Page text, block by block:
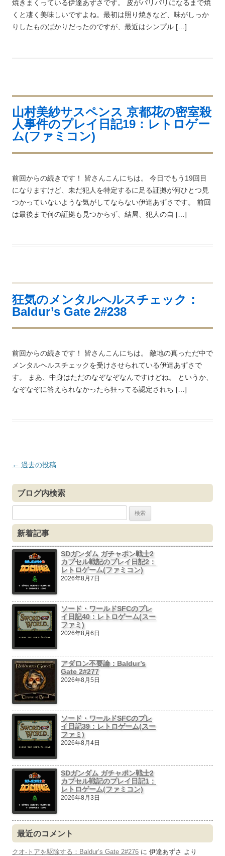
焼きまくっている伊達あずさです。 皮がパリパリになるまで焼
くと凄く美味しいですよね。最初は照り焼きなど、味がしっか
りしたものばかりだったのですが、最近はシンプル […]
山村美紗サスペンス 京都花の密室殺
人事件のプレイ日記19：レトロゲー
ム(ファミコン)
前回からの続きです！ 皆さんこんにちは。 今日でもう19回目
になりますけど、未だ犯人を特定するに足る証拠が何ひとつ見
つかっていないような気がしてならない伊達あずさです。 前回
は最後まで何の証拠も見つからず、結局、犯人の自 […]
狂気のメンタルヘルスチェック：
Baldur’s Gate 2#238
前回からの続きです！ 皆さんこんにちは。 敵地の真っただ中で
メンタルヘルスチェックを受けさせられている伊達あずさで
す。 まあ、中身はただのなぞなぞなんですけどね。 というか、
なぞなぞに答えられなかったら狂ってる認定されち […]
投
ナ
ビ
ゲ
ー
シ
← 過去の投稿
ブログ内検索
索:
新着記事
SDガンダム ガチャポン戦士2
カプセル戦記のプレイ日記2：
レトロゲーム(ファミコン)
2026年8月7日
ソード・ワールドSFCのプレ
イ日記40：レトロゲーム(スー
ファミ)
2026年8月6日
アダロン不要論：Baldur’s
Gate 2#277
2026年8月5日
ソード・ワールドSFCのプレ
イ日記39：レトロゲーム(スー
ファミ)
2026年8月4日
SDガンダム ガチャポン戦士2
カプセル戦記のプレイ日記1：
レトロゲーム(ファミコン)
2026年8月3日
最近のコメント
クオ-トアを駆除する：Baldur’s Gate 2#276 に 伊達あずさ より